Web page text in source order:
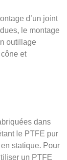
d’un joint
le montage
outillage
et
dans
le PTFE pur
statique. Pour
un PTFE